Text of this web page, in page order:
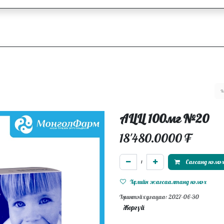
АЦЦ 100мг №20
18'480.0000₮
Сагсанд нэмэх
Хүслийн жагсаалтанд нэмэх
Хүчинтэй хугацаа: 2027-06-30
Жоргүй